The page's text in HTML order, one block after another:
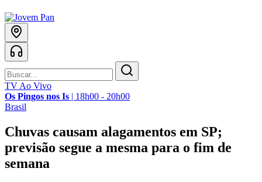
TV Ao Vivo
Os Pingos nos Is | 18h00 - 20h00
Brasil
Chuvas causam alagamentos em SP;
previsão segue a mesma para o fim de
semana